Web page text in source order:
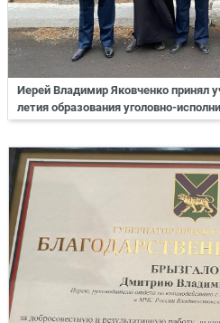
Иерей Владимир Яковченко принял
летия образования уголовно-